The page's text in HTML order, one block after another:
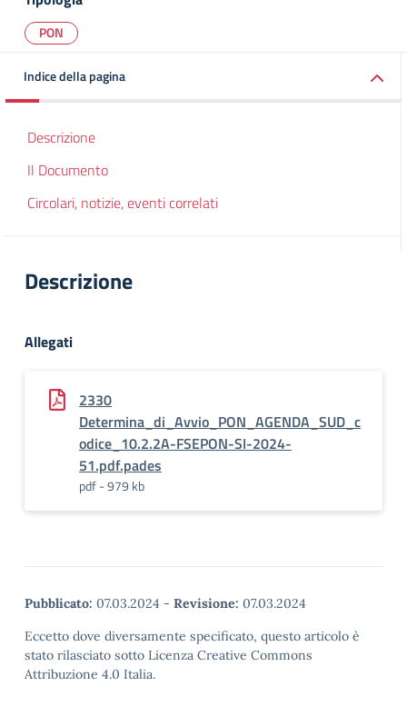
PON
Indice della pagina
Descrizione
Il Documento
Circolari, notizie, eventi correlati
Descrizione
Allegati
2330
Determina_di_Avvio_PON_AGENDA_SUD_c
odice_10.2.2A-FSEPON-SI-2024-
51.pdf.pades
pdf - 979 kb
Pubblicato: 07.03.2024 - Revisione: 07.03.2024
Eccetto dove diversamente specificato, questo articolo è
stato rilasciato sotto Licenza Creative Commons
Attribuzione 4.0 Italia.